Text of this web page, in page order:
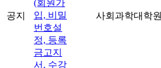
공지
(회원가
입, 비밀
번호설
정, 등록
금고지
서, 수강
사회과학대학원